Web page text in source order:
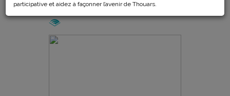
participative et aidez à façonner l’avenir de Thouars.